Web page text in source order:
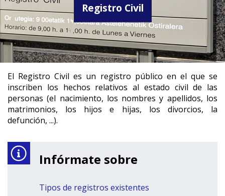
Registro Civil
El Registro Civil es un registro público en el que se
inscriben los hechos relativos al estado civil de las
personas (el nacimiento, los nombres y apellidos, los
matrimonios, los hijos e hijas, los divorcios, la
defunción, ...).
Infórmate sobre
Tipos de registros existentes